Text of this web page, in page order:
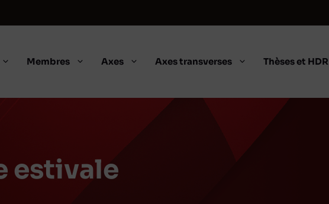
Membres Axes Axes transverses Thèses et HDR
estivale